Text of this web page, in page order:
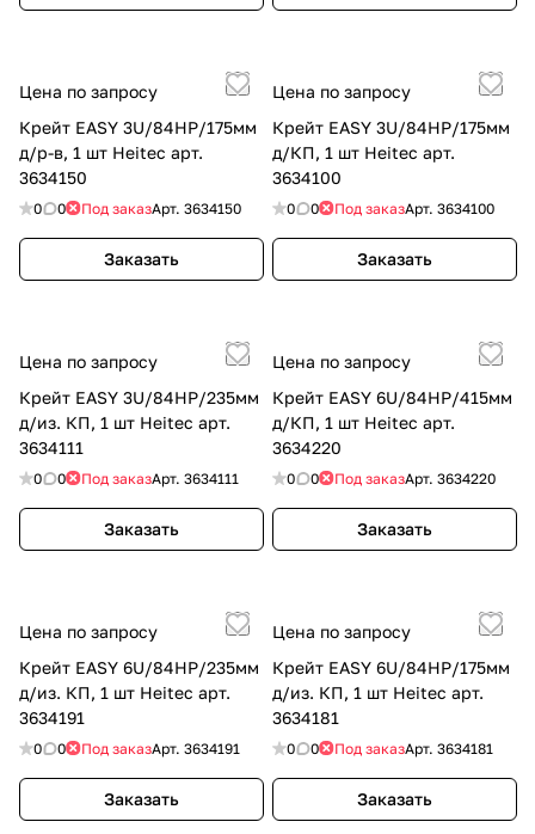
Цена по запросу
Крейт EASY 3U/84HP/175мм
д/р-в, 1 шт Heitec арт.
3634150
0 0 Под заказАрт. 3634150
Заказать
Цена по запросу
Крейт EASY 3U/84HP/175мм
д/КП, 1 шт Heitec арт.
3634100
0 0 Под заказАрт. 3634100
Заказать
Цена по запросу
Крейт EASY 3U/84HP/235мм
д/из. КП, 1 шт Heitec арт.
3634111
0 0 Под заказАрт. 3634111
Заказать
Цена по запросу
Крейт EASY 6U/84HP/415мм
д/КП, 1 шт Heitec арт.
3634220
0 0 Под заказАрт. 3634220
Заказать
Цена по запросу
Крейт EASY 6U/84HP/235мм
д/из. КП, 1 шт Heitec арт.
3634191
0 0 Под заказАрт. 3634191
Заказать
Цена по запросу
Крейт EASY 6U/84HP/175мм
д/из. КП, 1 шт Heitec арт.
3634181
0 0 Под заказАрт. 3634181
Заказать